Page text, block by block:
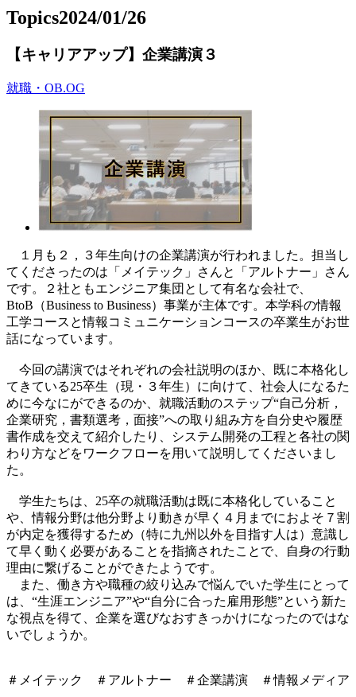
Topics2024/01/26
【キャリアアップ】企業講演３
就職・OB.OG
１月も２，３年生向けの企業講演が行われました。担当し
てくださったのは「メイテック」さんと「アルトナー」さん
です。２社ともエンジニア集団として有名な会社で、
BtoB（Business to Business）事業が主体です。本学科の情報
工学コースと情報コミュニケーションコースの卒業生がお世
話になっています。
今回の講演ではそれぞれの会社説明のほか、既に本格化し
てきている25卒生（現・３年生）に向けて、社会人になるた
めに今なにができるのか、就職活動のステップ“自己分析，
企業研究，書類選考，面接”への取り組み方を自分史や履歴
書作成を交えて紹介したり、システム開発の工程と各社の関
わり方などをワークフローを用いて説明してくださいまし
た。
学生たちは、25卒の就職活動は既に本格化していること
や、情報分野は他分野より動きが早く４月までにおよそ７割
が内定を獲得するため（特に九州以外を目指す人は）意識し
て早く動く必要があることを指摘されたことで、自身の行動
理由に繋げることができたようです。
また、働き方や職種の絞り込みで悩んでいた学生にとって
は、“生涯エンジニア”や“自分に合った雇用形態”という新た
な視点を得て、企業を選びなおすきっかけになったのではな
いでしょうか。
＃メイテック ＃アルトナー ＃企業講演 ＃情報メディア